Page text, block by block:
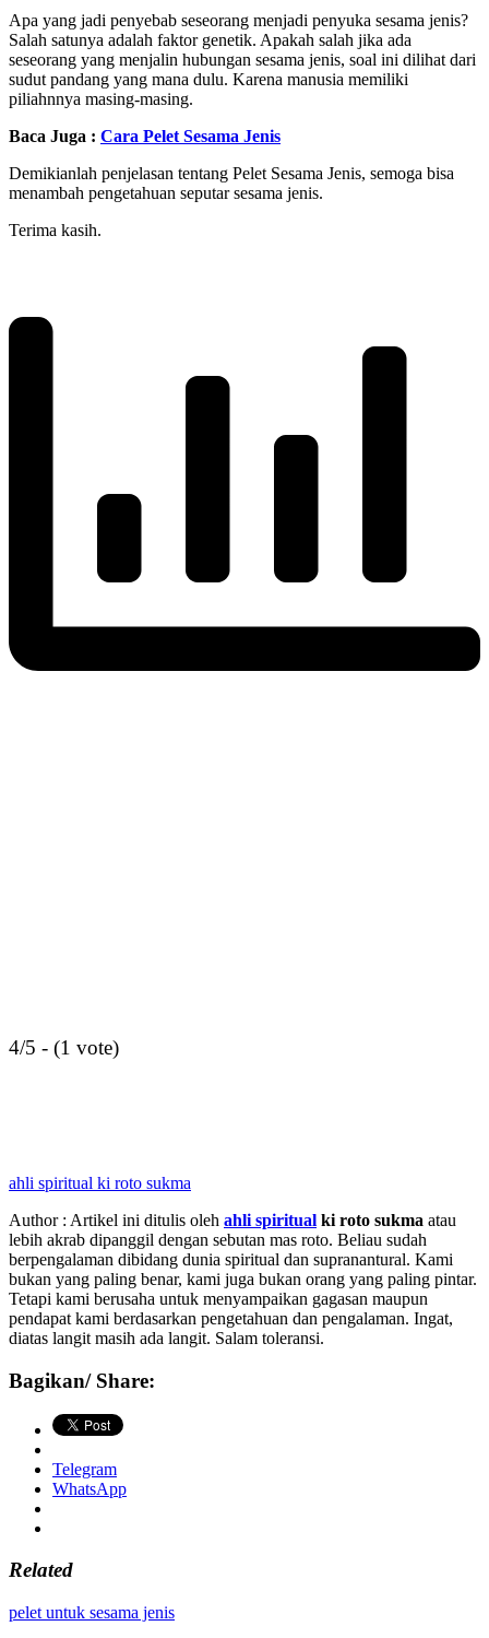
Apa yang jadi penyebab seseorang menjadi penyuka sesama jenis?
Salah satunya adalah faktor genetik. Apakah salah jika ada
seseorang yang menjalin hubungan sesama jenis, soal ini dilihat dari
sudut pandang yang mana dulu. Karena manusia memiliki
piliahnnya masing-masing.
Baca Juga : Cara Pelet Sesama Jenis
Demikianlah penjelasan tentang Pelet Sesama Jenis, semoga bisa
menambah pengetahuan seputar sesama jenis.
Terima kasih.
4/5 - (1 vote)
ahli spiritual ki roto sukma
Author : Artikel ini ditulis oleh ahli spiritual ki roto sukma atau
lebih akrab dipanggil dengan sebutan mas roto. Beliau sudah
berpengalaman dibidang dunia spiritual dan supranantural. Kami
bukan yang paling benar, kami juga bukan orang yang paling pintar.
Tetapi kami berusaha untuk menyampaikan gagasan maupun
pendapat kami berdasarkan pengetahuan dan pengalaman. Ingat,
diatas langit masih ada langit. Salam toleransi.
Bagikan/ Share:
Telegram
WhatsApp
Related
pelet untuk sesama jenis